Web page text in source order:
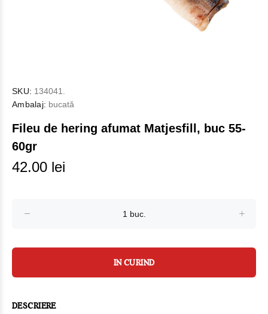
SKU: 134041.
Ambalaj: bucată
Fileu de hering afumat Matjesfill, buc 55-
60gr
42.00 lei
IN CURIND
DESCRIERE